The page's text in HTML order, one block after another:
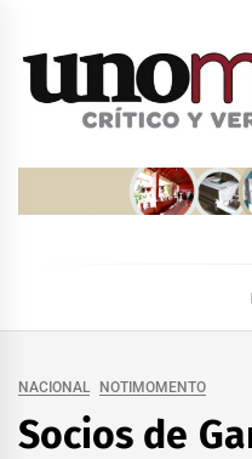
NACIONAL NOTIMOMENTO
Socios de